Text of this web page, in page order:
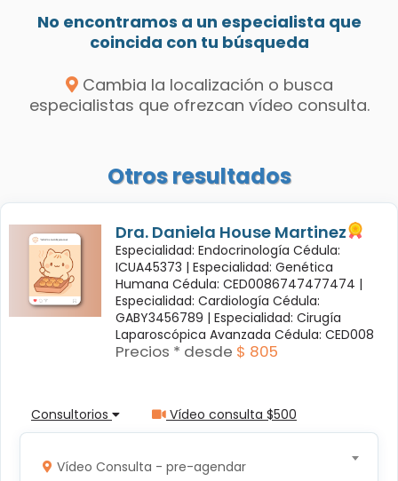
No encontramos a un especialista que
coincida con tu búsqueda
Cambia la localización o busca
especialistas que ofrezcan vídeo consulta.
Otros resultados
Dra. Daniela House Martinez
Especialidad: Endocrinología Cédula:
ICUA45373 | Especialidad: Genética
Humana Cédula: CED0086747477474 |
Especialidad: Cardiología Cédula:
GABY3456789 | Especialidad: Cirugía
Laparoscópica Avanzada Cédula: CED008
Precios * desde $ 805
Consultorios Vídeo consulta $500
Vídeo Consulta - pre-agendar